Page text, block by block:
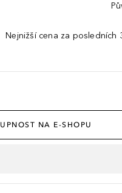
Nejnižší cena za posledních
NA E-SHOPU